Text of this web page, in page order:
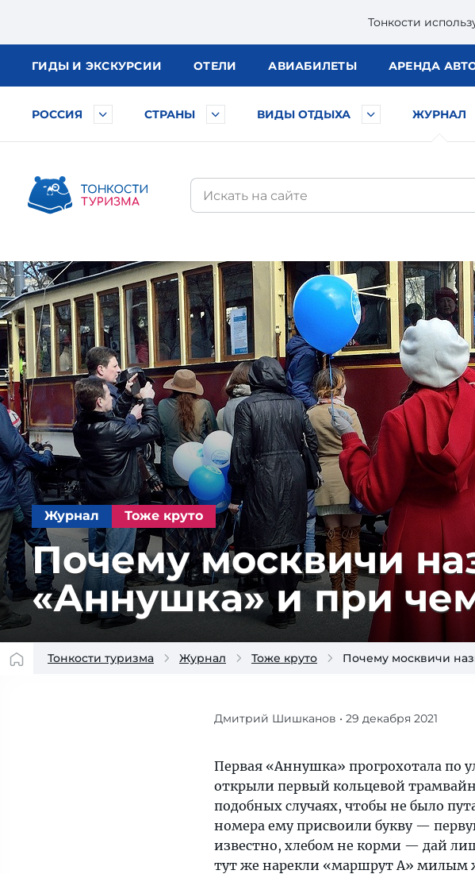
Тонкости
ГИДЫ И ЭКСКУРСИИ ОТЕЛИ АВИАБИЛЕТЫ АРЕНДА
РОССИЯ СТРАНЫ ВИДЫ ОТДЫХА ЖУРНАЛ
Журнал Тоже круто
Почему москвичи
«Аннушка» и при
Тонкости туризма Журнал Тоже круто Почему москвичи
Первая
прогрохотала
по
улицам
Москвы
еще
в
Дмитрий Шишканов • 29 декабря 2021
Первая «Аннушка» прогрохотала по
открыли первый кольцевой
подобных случаях, чтобы не было
номера ему присвоили букву —
известно, хлебом не корми — дай
тут же нарекли «маршрут А»